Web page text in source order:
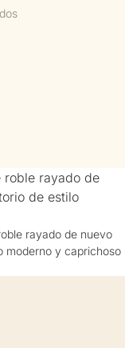
roble rayado de
de estilo